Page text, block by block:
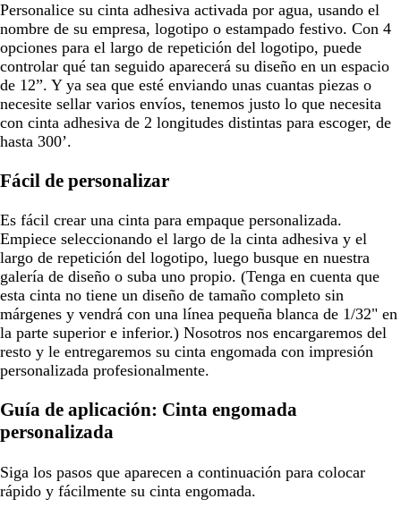
Personalice su cinta adhesiva activada por agua, usando el
nombre de su empresa, logotipo o estampado festivo. Con 4
opciones para el largo de repetición del logotipo, puede
controlar qué tan seguido aparecerá su diseño en un espacio
de 12”. Y ya sea que esté enviando unas cuantas piezas o
necesite sellar varios envíos, tenemos justo lo que necesita
con cinta adhesiva de 2 longitudes distintas para escoger, de
hasta 300’.
Fácil de personalizar
Es fácil crear una cinta para empaque personalizada.
Empiece seleccionando el largo de la cinta adhesiva y el
largo de repetición del logotipo, luego busque en nuestra
galería de diseño o suba uno propio. (Tenga en cuenta que
esta cinta no tiene un diseño de tamaño completo sin
márgenes y vendrá con una línea pequeña blanca de 1/32" en
la parte superior e inferior.) Nosotros nos encargaremos del
resto y le entregaremos su cinta engomada con impresión
personalizada profesionalmente.
Guía de aplicación: Cinta engomada
personalizada
Siga los pasos que aparecen a continuación para colocar
rápido y fácilmente su cinta engomada.